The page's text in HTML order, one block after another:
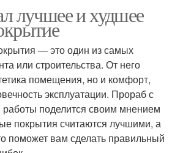
лучшее и худшее
— это один из самых
или строительства. От него
помещения, но и комфорт,
эксплуатации. Прораб с
поделится своим мнением
покрытия считаются лучшими, а
поможет вам сделать правильный